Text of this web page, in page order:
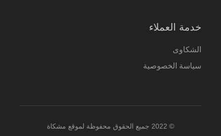
خدمة العملاء
الشكاوى
سياسة الخصوصية
© 2022 جميع الحقوق محفوظة لموقع مشكاة